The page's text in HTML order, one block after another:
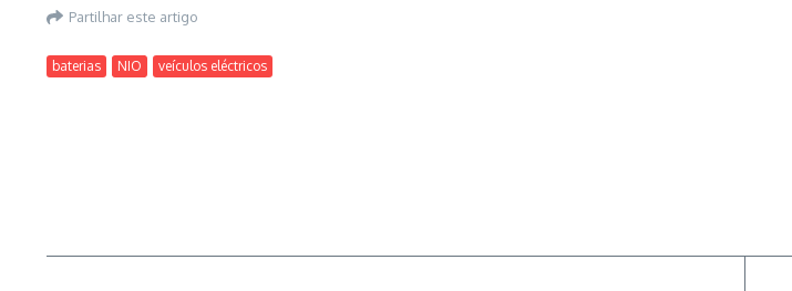
Partilhar este artigo
baterias NIO veículos eléctricos